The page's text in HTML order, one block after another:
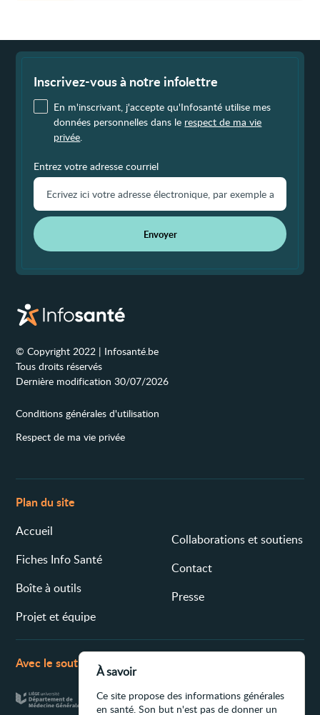
Inscrivez-vous à notre infolettre
En m'inscrivant, j'accepte qu'Infosanté utilise mes
données personnelles dans le respect de ma vie
privée
Entrez votre adresse courriel
Envoyer
© Copyright 2022 | Infosanté.be
Tous droits réservés
Dernière modification 30/07/2026
Conditions générales d'utilisation
Respect de ma vie privée
Plan du site
Accueil
Fiches Info Santé
Boîte à outils
Projet et équipe
Collaborations et soutiens
Contact
Presse
Avec le soutien de
À savoir
Ce site propose des informations générales
en santé. Son but n'est pas de donner un